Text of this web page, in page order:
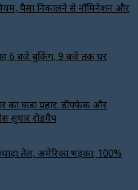
पैसा निकालने से नॉमिनेशन और
6 बजे बुकिंग, 9 बजे तक घर
का कड़ा प्रहार: डीपफेक और
सुधार रोडमैप
तेल, अमेरिका भड़का; 100%